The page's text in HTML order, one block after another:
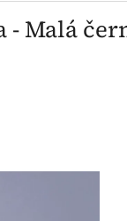
- Malá